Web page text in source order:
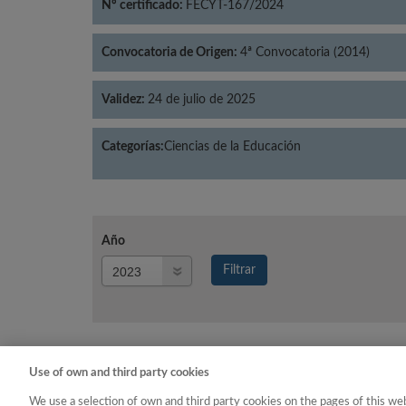
Nº certificado: FECYT-167/2024
Convocatoria de Origen: 4ª Convocatoria (2014)
Validez: 24 de julio de 2025
Categorías:Ciencias de la Educación
Año
Filtrar
Año
Use of own and third party cookies
We use a selection of own and third party cookies on the pages of this